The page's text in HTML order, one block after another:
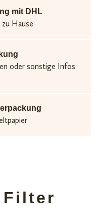
Filter
mit DHL
zu Hause
oder sonstige Infos